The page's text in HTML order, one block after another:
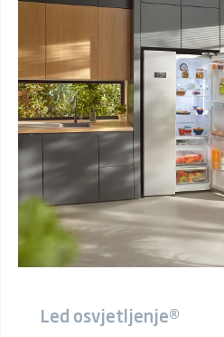
Led osvjetljenje®